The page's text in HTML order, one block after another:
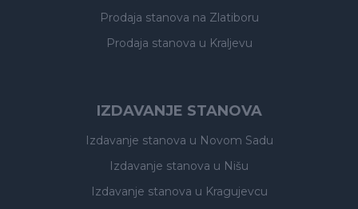
Prodaja stanova na Zlatiboru
Prodaja stanova u Kraljevu
IZDAVANJE STANOVA
Izdavanje stanova u Novom Sadu
Izdavanje stanova u Nišu
Izdavanje stanova u Kragujevcu